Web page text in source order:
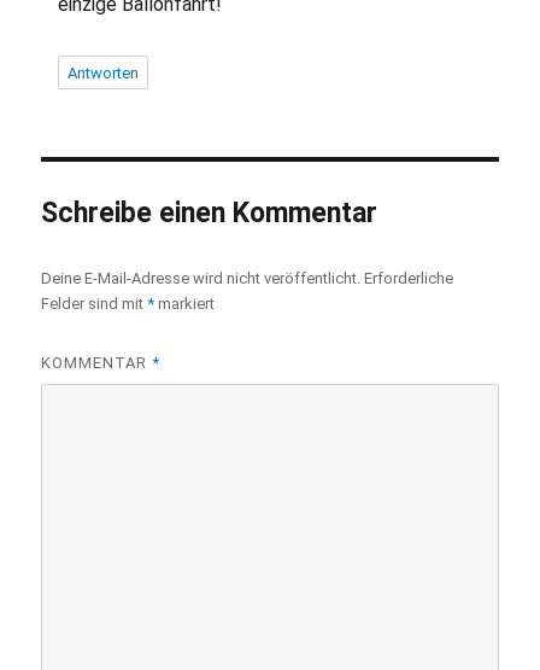
Antworten
Schreibe einen Kommentar
Deine E-Mail-Adresse wird nicht veröffentlicht. Erforderliche
Felder sind mit* markiert
KOMMENTAR*